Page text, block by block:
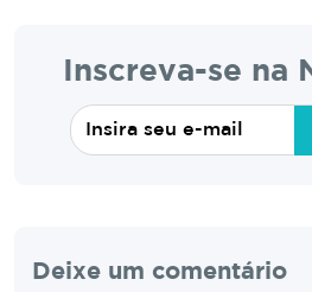
Inscreva-se na
Deixe um comentário